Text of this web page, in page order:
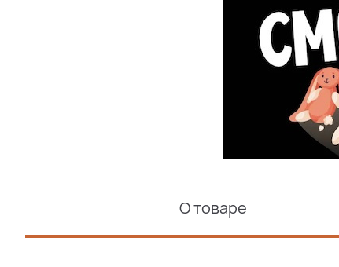
О товаре